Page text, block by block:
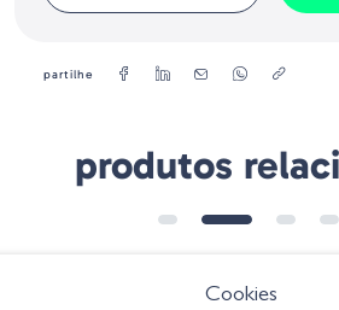
partilhe
produtos
Cookies